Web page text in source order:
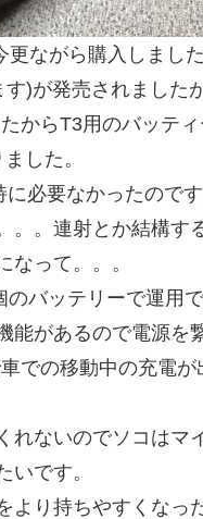
ながら購入しまし
)が発売されました
からT3用のバッテ
した。
必要なかったので
。連射とか結構す
って。。。
バッテリーで運用
があるので電源を
での移動中の充電が
れないのでソコはマ
です。
り持ちやすくなっ